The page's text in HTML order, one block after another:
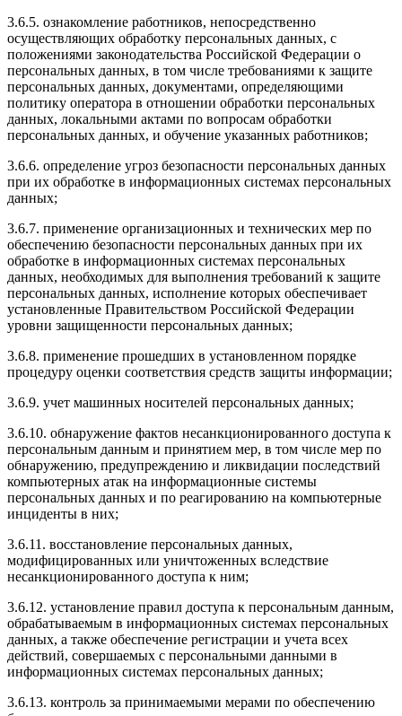
3.6.5. ознакомление работников, непосредственно
осуществляющих обработку персональных данных, с
положениями законодательства Российской Федерации о
персональных данных, в том числе требованиями к защите
персональных данных, документами, определяющими
политику оператора в отношении обработки персональных
данных, локальными актами по вопросам обработки
персональных данных, и обучение указанных работников;
3.6.6. определение угроз безопасности персональных данных
при их обработке в информационных системах персональных
данных;
3.6.7. применение организационных и технических мер по
обеспечению безопасности персональных данных при их
обработке в информационных системах персональных
данных, необходимых для выполнения требований к защите
персональных данных, исполнение которых обеспечивает
установленные Правительством Российской Федерации
уровни защищенности персональных данных;
3.6.8. применение прошедших в установленном порядке
процедуру оценки соответствия средств защиты информации;
3.6.9. учет машинных носителей персональных данных;
3.6.10. обнаружение фактов несанкционированного доступа к
персональным данным и принятием мер, в том числе мер по
обнаружению, предупреждению и ликвидации последствий
компьютерных атак на информационные системы
персональных данных и по реагированию на компьютерные
инциденты в них;
3.6.11. восстановление персональных данных,
модифицированных или уничтоженных вследствие
несанкционированного доступа к ним;
3.6.12. установление правил доступа к персональным данным,
обрабатываемым в информационных системах персональных
данных, а также обеспечение регистрации и учета всех
действий, совершаемых с персональными данными в
информационных системах персональных данных;
3.6.13. контроль за принимаемыми мерами по обеспечению